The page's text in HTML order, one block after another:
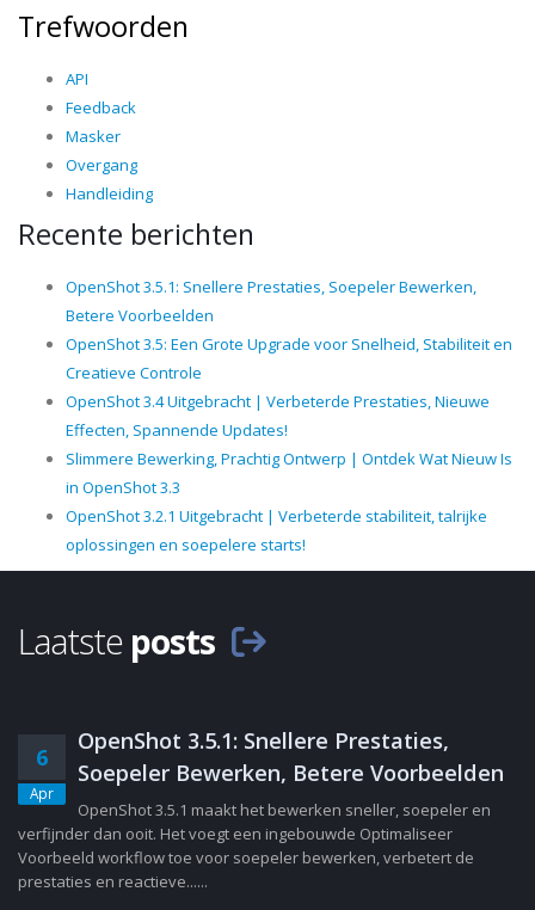
Trefwoorden
API
Feedback
Masker
Overgang
Handleiding
Recente berichten
OpenShot 3.5.1: Snellere Prestaties, Soepeler Bewerken,
Betere Voorbeelden
OpenShot 3.5: Een Grote Upgrade voor Snelheid, Stabiliteit en
Creatieve Controle
OpenShot 3.4 Uitgebracht | Verbeterde Prestaties, Nieuwe
Effecten, Spannende Updates!
Slimmere Bewerking, Prachtig Ontwerp | Ontdek Wat Nieuw Is
in OpenShot 3.3
OpenShot 3.2.1 Uitgebracht | Verbeterde stabiliteit, talrijke
oplossingen en soepelere starts!
Laatste posts
6
Apr
OpenShot 3.5.1: Snellere Prestaties,
Soepeler Bewerken, Betere Voorbeelden
OpenShot 3.5.1 maakt het bewerken sneller, soepeler en
verfijnder dan ooit. Het voegt een ingebouwde Optimaliseer
Voorbeeld workflow toe voor soepeler bewerken, verbetert de
prestaties en reactieve......